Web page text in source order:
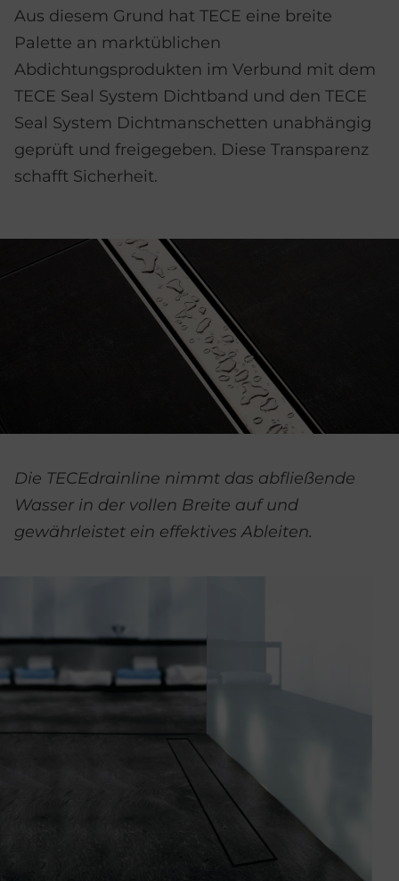
Aus diesem Grund hat TECE eine breite
Palette an marktüblichen
Abdichtungsprodukten im Verbund mit dem
TECE Seal System Dichtband und den TECE
Seal System Dichtmanschetten unabhängig
geprüft und freigegeben. Diese Transparenz
schafft Sicherheit.
Die TECEdrainline nimmt das abfließende
Wasser in der vollen Breite auf und
gewährleistet ein effektives Ableiten.